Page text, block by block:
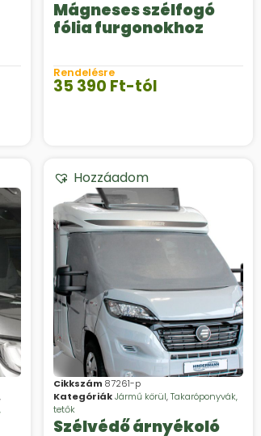
Mágneses szélfogó
fólia furgonokhoz
Rendelésre
35 390 Ft-tól
Hozzáadom
Cikkszám 87261-p
Kategóriák Jármű körül,Takaróponyvák,
tetők
Szélvédő árnyékoló